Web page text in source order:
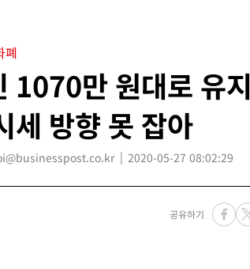
폐
1070만 원대로 유
세 방향 못 잡아
2020-05-27 08:02:29
공유하기